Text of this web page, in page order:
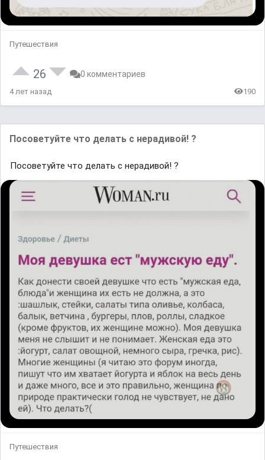
Путешествия
26 0 комментариев
4 лет назад 190
Посоветуйте что делать с нерадивой! ?
Посоветуйте что делать с нерадивой! ?
Путешествия